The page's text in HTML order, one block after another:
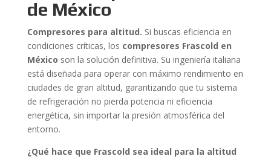
de México
Compresores para altitud. Si buscas eficiencia en
condiciones críticas, los compresores Frascold en
México son la solución definitiva. Su ingeniería italiana
está diseñada para operar con máximo rendimiento en
ciudades de gran altitud, garantizando que tu sistema
de refrigeración no pierda potencia ni eficiencia
energética, sin importar la presión atmosférica del
entorno.
¿Qué hace que Frascold sea ideal para la altitud